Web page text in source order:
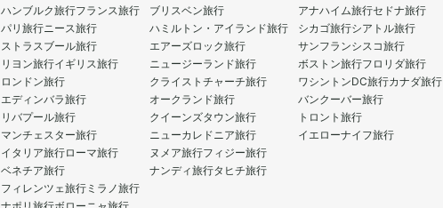
ハンブルク旅行フランス旅行
パリ旅行ニース旅行
ストラスブール旅行
リヨン旅行イギリス旅行
ロンドン旅行
エディンバラ旅行
リバプール旅行
マンチェスター旅行
イタリア旅行ローマ旅行
ベネチア旅行
フィレンツェ旅行 ミラノ旅行
ブリスベン旅行
ハミルトン・アイランド旅行
エアーズロック旅行
ニュージーランド旅行
クライストチャーチ旅行
オークランド旅行
クイーンズタウン旅行
ニューカレドニア旅行
ヌメア旅行フィジー旅行
ナンディ旅行タヒチ旅行
アナハイム旅行セドナ旅行
シカゴ旅行シアトル旅行
サンフランシスコ旅行
ボストン旅行フロリダ旅行
ワシントンDC旅行カナダ旅行
バンクーバー旅行
トロント旅行
イエローナイフ旅行